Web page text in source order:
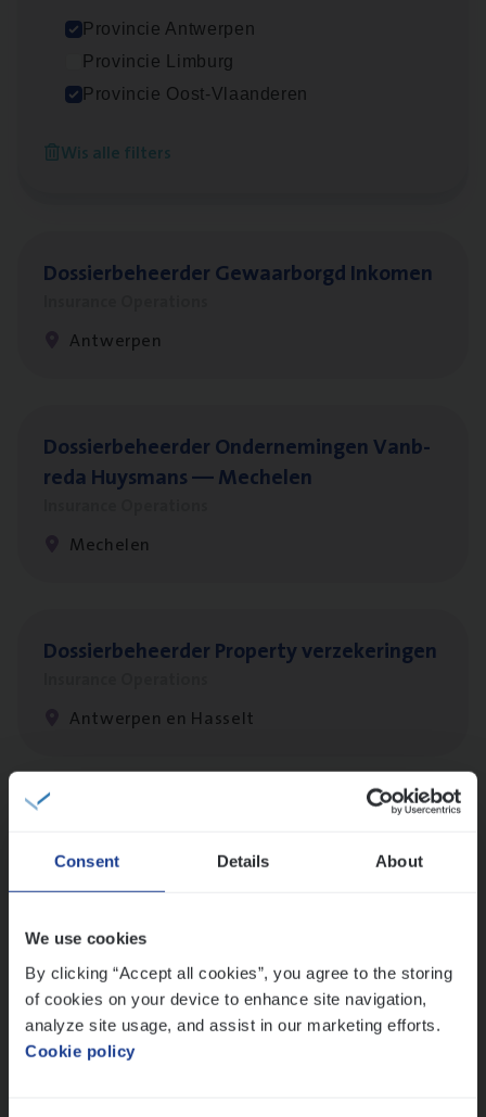
Consent Details About
We use cookies
By clicking “Accept all cookies”, you agree to the storing
of cookies on your device to enhance site navigation,
analyze site usage, and assist in our marketing efforts.
Cookie policy
Provincie Antwerpen
Provincie Limburg
Provincie Oost-Vlaanderen
Wis alle filters
(Agi­le)ITPro­ject Manager
Antwerpen
Dos­sier­be­heer­der Gewaar­borgd Inkomen
Antwerpen
Dos­sier­be­heer­der Onder­ne­min­gen Van­b­
re­da Huys­mans — Mechelen
Mechelen
Dos­sier­be­heer­der Pro­per­ty verzekeringen
Antwerpen en Hasselt
Insurance Operations
Antwerpen
Busi­ness Mana­ger Mari­ne Cargo
People Management, Sales Management
Antwerpen